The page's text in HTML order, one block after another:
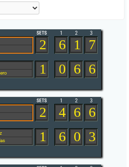
2
1
6 1
7
0 6 6
2
1
4 6 6
6 0 3